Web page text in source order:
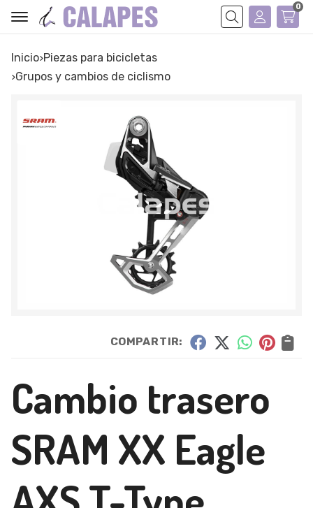
Buscar
0
Inicio
piezas para bicicletas
grupos y cambios de ciclismo
COMPARTIR:
Cambio trasero
SRAM XX Eagle